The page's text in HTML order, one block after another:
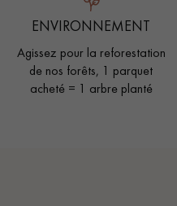
ENVIRONNEMENT
Agissez pour la reforestation
de nos forêts, 1 parquet
acheté = 1 arbre planté